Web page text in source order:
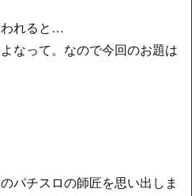
われると…
なって。なので今回のお題は
パチスロの師匠を思い出しま